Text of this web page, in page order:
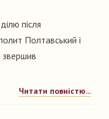
після
Полтавський і
Читати повністю...